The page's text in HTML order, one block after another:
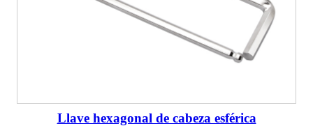
Llave hexagonal de cabeza esférica